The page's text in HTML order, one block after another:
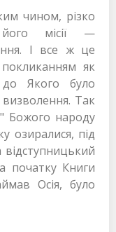
чином, різко
місії —
І все ж це
як
Якого було
Так
Божого народу
озиралися, під
відступницький
початку Книги
Осія, було